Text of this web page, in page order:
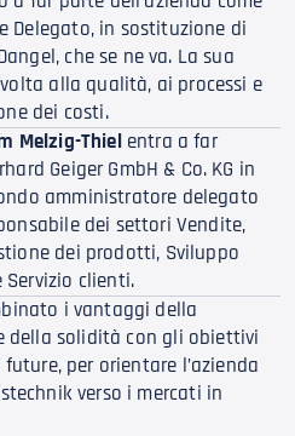
Delegato, in sostituzione di
che se ne va. La sua
alla qualità, ai processi e
dei costi.
Melzig-Thielentra a far
Geiger GmbH & Co. KG in
amministratore delegato
dei settori Vendite,
dei prodotti, Sviluppo
Servizio clienti.
i vantaggi della
della solidità con gli obiettivi
per orientare l’azienda
verso i mercati in